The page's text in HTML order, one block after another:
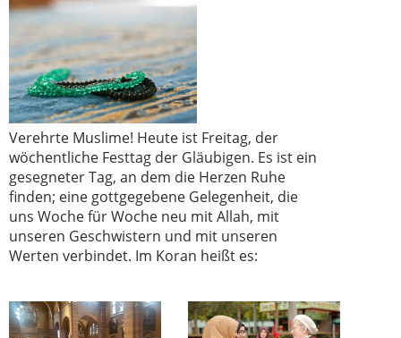
Verehrte Muslime! Heute ist Freitag, der
wöchentliche Festtag der Gläubigen. Es ist ein
gesegneter Tag, an dem die Herzen Ruhe
finden; eine gottgegebene Gelegenheit, die
uns Woche für Woche neu mit Allah, mit
unseren Geschwistern und mit unseren
Werten verbindet. Im Koran heißt es: